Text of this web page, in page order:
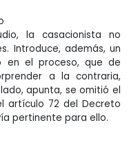
la casacionista no
Introduce, además, un
en el proceso, que de
a la contraria,
apunta, se omitió el
artículo 72 del Decreto
pertinente para ello.